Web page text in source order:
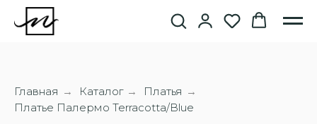
Главная → Каталог → Платья →
Платье Палермо Terracotta/Blue